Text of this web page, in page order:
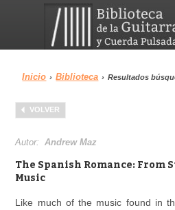
Menu
Biblioteca
Inicio › Biblioteca › Resultados
VOLVER
Autor:Andrew Maz
The Spanish Romance: From
Music
Like much of the music found in